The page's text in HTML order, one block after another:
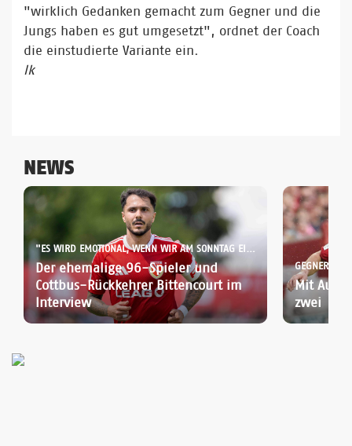
"wirklich Gedanken gemacht zum Gegner und die
Jungs haben es gut umgesetzt", ordnet der Coach
die einstudierte Variante ein.
lk
NEWS
"ES WIRD EMOTIONAL, WENN WIR AM SONNTAG EINLAUFEN":
Der ehemalige 96-Spieler und
Cottbus-Rückkehrer Bittencourt im
Interview
GEGNER-
Mit
zwei